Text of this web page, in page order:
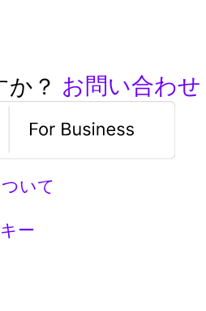
？ お問い合わせ
いて
ー